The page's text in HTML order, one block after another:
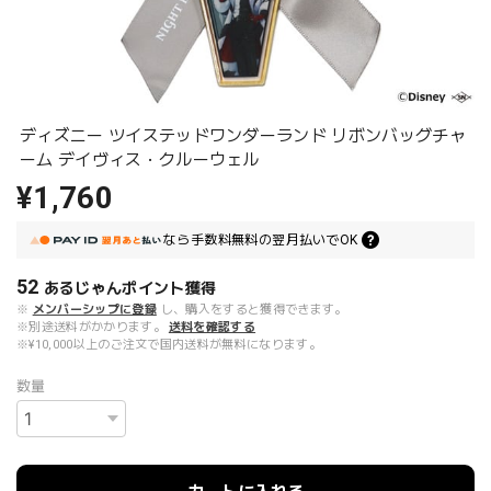
ディズニー ツイステッドワンダーランド リボンバッグチャ
ーム デイヴィス・クルーウェル
¥1,760
なら 手数料無料の翌月払いでOK
52 あるじゃんポイント獲得
※ メンバーシップに登録 し、購入をすると獲得できます。
※別途送料がかかります。
送料を確認する
※¥10,000以上のご注文で国内送料が無料になります。
数量